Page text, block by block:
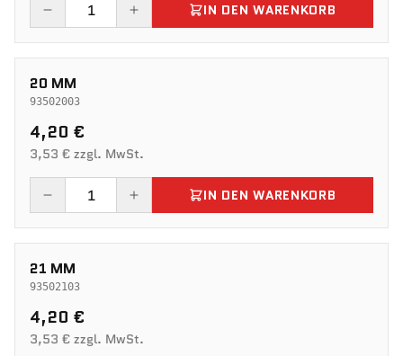
IN DEN WARENKORB
20 MM
93502003
4,20 €
3,53 € zzgl. MwSt.
IN DEN WARENKORB
21 MM
93502103
4,20 €
3,53 € zzgl. MwSt.